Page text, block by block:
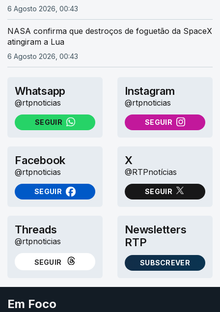
6 Agosto 2026, 00:43
NASA confirma que destroços de foguetão da SpaceX
atingiram a Lua
6 Agosto 2026, 00:43
Whatsapp
@rtpnoticias
SEGUIR
NO WHATSAPP
Instagram
@rtpnoticias
SEGUIR
NO INSTAGRAM
Facebook
@rtpnoticias
SEGUIR
NO FACEBOOK
X
@RTPnotícias
SEGUIR
NO X (TWITTER)
Threads
@rtpnoticias
SEGUIR
NO THREADS
Newsletters
RTP
SUBSCREVER
AS NEWSLETTERS RTP
Em Foco